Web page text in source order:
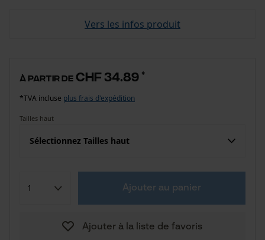
Vers les infos produit
à partir de CHF 34.89 *
*TVA incluse plus frais d'expédition
Tailles haut
Sélectionnez Tailles haut
Ajouter au panier
Ajouter à la liste de favoris